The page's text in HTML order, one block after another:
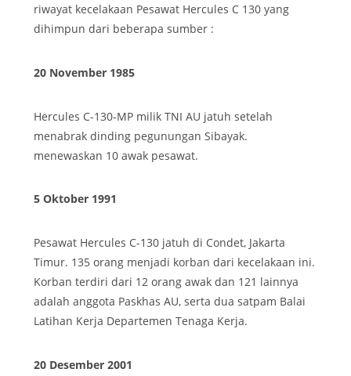
riwayat kecelakaan Pesawat Hercules C 130 yang
dihimpun dari beberapa sumber :
20 November 1985
Hercules C-130-MP milik TNI AU jatuh setelah
menabrak dinding pegunungan Sibayak.
menewaskan 10 awak pesawat.
5 Oktober 1991
Pesawat Hercules C-130 jatuh di Condet, Jakarta
Timur. 135 orang menjadi korban dari kecelakaan ini.
Korban terdiri dari 12 orang awak dan 121 lainnya
adalah anggota Paskhas AU, serta dua satpam Balai
Latihan Kerja Departemen Tenaga Kerja.
20 Desember 2001